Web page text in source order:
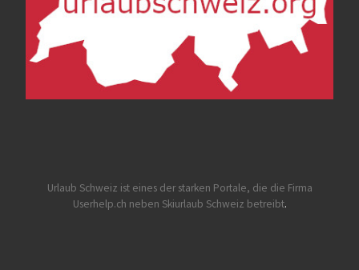
Urlaub Schweiz ist eines der starken Portale, die die Firma
Userhelp.ch neben Skiurlaub Schweiz betreibt.